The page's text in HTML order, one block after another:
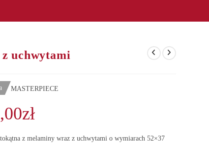
z uchwytami
MASTERPIECE
zł
z melaminy wraz z uchwytami o wymiarach 52×37